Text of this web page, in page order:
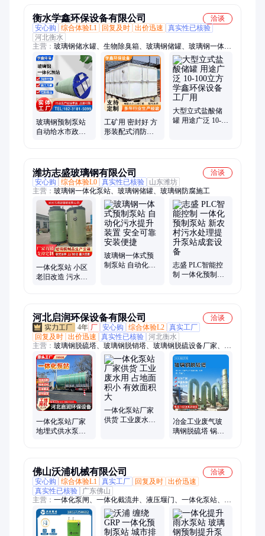
衡水学鑫环保设备有限公司
洽谈
安心购
综合体验L1 回复及时 出价迅速
真实性已核验
河北衡水
主营： 玻璃钢储水罐、生物除臭箱、玻璃钢储罐、玻璃钢一体化
泵站、玻璃钢水箱、玻璃钢管道、玻璃钢脱硫塔
玻璃钢预制泵站
自动给水市政雨
工矿用 密封好 方
形装配式消防水
大型立式盐酸储
罐 用途广泛 10-
潍坊志盛玻璃钢有限公司
洽谈
安心购
综合体验L0 真实性已核验
山东潍坊
主营： 玻璃钢一体化泵站、玻璃钢储罐、玻璃钢防腐施工
一体化泵站 小区
老旧改造 污水提
玻璃钢一体式预
制泵站 自动化污
志盛 PLC智能控
制 一体化预制泵
河北启润环保设备有限公司
洽谈
4年 厂 安心购 综合体验L2 真实工厂
回复及时 出价迅速 真实性已核验 河北衡水
主营： 玻璃钢脱硫塔、玻璃钢脱销塔、玻璃钢脱硫设备厂家、一
体化泵站、一体化污水提升泵站、一体化雨水提升泵站、生物除
臭箱、生物滤池、生物除臭设备、玻璃钢拱形盖板、玻璃钢盖
板、玻璃钢管道、玻璃钢夹砂管道、玻璃钢通风管道、大口径玻
璃钢管道
一体化泵站厂家
地埋式供水泵站
一体化泵站厂家
供货 工业废水用
冶金工业废气玻
璃钢脱硫塔 锅炉
佛山沃浦机械有限公司
洽谈
安心购
综合体验L1 真实工厂 回复及时 出价迅速
真实性已核验
广东佛山
主营： 一体化泵闸、一体化截流井、液压堰门、一体化泵站、排
涝泵站、一体化供水泵站、污水提升器、污水处理、智能防倒灌
器、调蓄池设备、粉碎性格栅机、闸门